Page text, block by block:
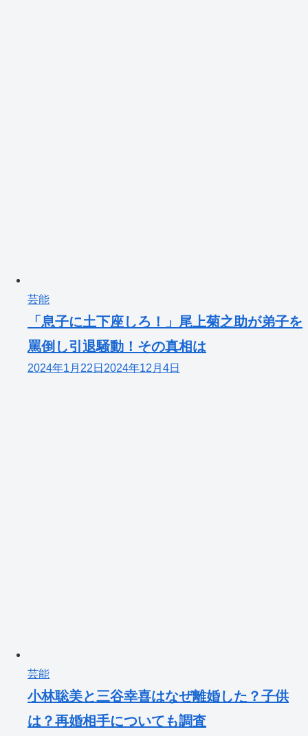
芸能
「息子に土下座しろ！」尾上菊之助が弟子を
罵倒し引退騒動！その真相は
2024年1月22日 2024年12月4日
芸能
小林聡美と三谷幸喜はなぜ離婚した？子供
は？再婚相手についても調査